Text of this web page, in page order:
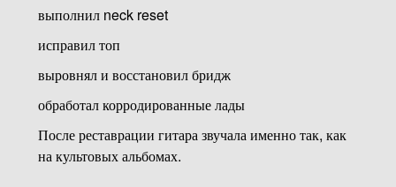
выполнил neck reset
исправил топ
выровнял и восстановил бридж
обработал корродированные лады
После реставрации гитара звучала именно так, как
на культовых альбомах.